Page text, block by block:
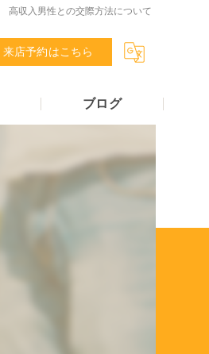
高収入男性との交際方法について
店予約はこちら
ブログ